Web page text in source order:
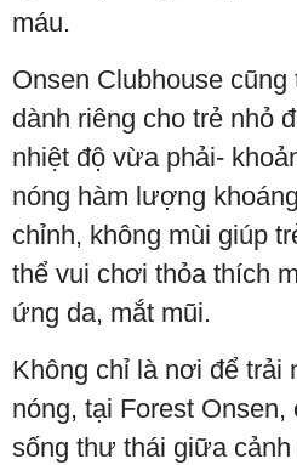
máu.
Onsen Clubhouse cũng
dành riêng cho trẻ nhỏ
nhiệt độ vừa phải-
nóng hàm lượng
chỉnh, không mùi giúp
thể vui chơi thỏa thích
ứng da, mắt mũi.
Không chỉ là nơi để trải
nóng, tại Forest
sống thư thái giữa cảnh